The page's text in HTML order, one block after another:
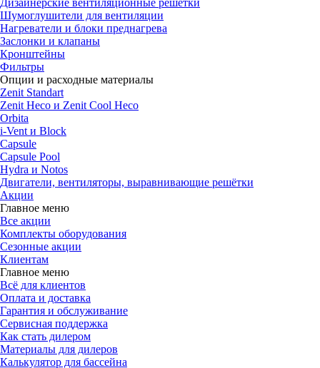
Дизайнерские вентиляционные решётки
Шумоглушители для вентиляции
Нагреватели и блоки преднагрева
Заслонки и клапаны
Кронштейны
Фильтры
Опции и расходные материалы
Zenit Standart
Zenit Heco и Zenit Cool Heco
Orbita
i-Vent и Block
Capsule
Capsule Pool
Hydra и Notos
Двигатели, вентиляторы, выравнивающие решётки
Акции
Главное меню
Все акции
Комплекты оборудования
Сезонные акции
Клиентам
Главное меню
Всё для клиентов
Оплата и доставка
Гарантия и обслуживание
Сервисная поддержка
Как стать дилером
Материалы для дилеров
Калькулятор для бассейна